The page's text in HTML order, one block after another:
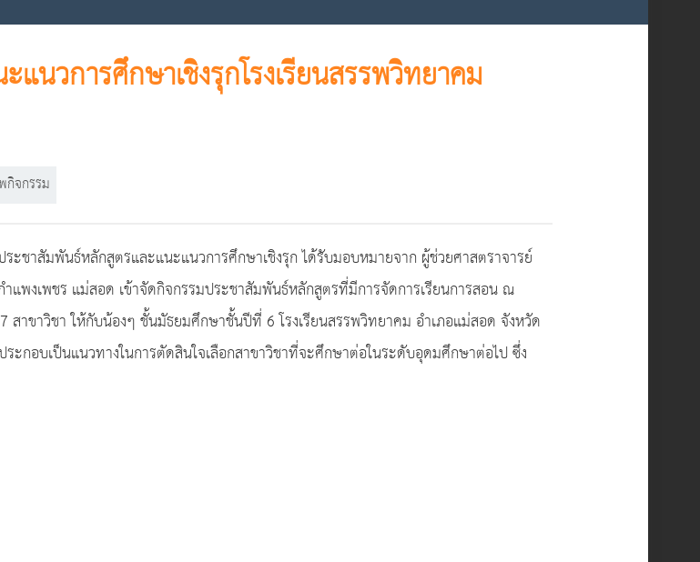
นวการศึกษาเชิงรุกโรงเรียนสรรพวิทยาคม
กิจกรรม
ชาสัมพันธ์หลักสูตรและแนะแนวการศึกษาเชิงรุก ได้รับมอบหมายจาก ผู้ช่วยศาสตราจารย์
พงเพชร แม่สอด เข้าจัดกิจกรรมประชาสัมพันธ์หลักสูตรที่มีการจัดการเรียนการสอน ณ
าขาวิชา ให้กับน้องๆ ชั้นมัธยมศึกษาชั้นปีที่ 6 โรงเรียนสรรพวิทยาคม อำเภอแม่สอด จังหวัด
อบเป็นแนวทางในการตัดสินใจเลือกสาขาวิชาที่จะศึกษาต่อในระดับอุดมศึกษาต่อไป ซึ่ง